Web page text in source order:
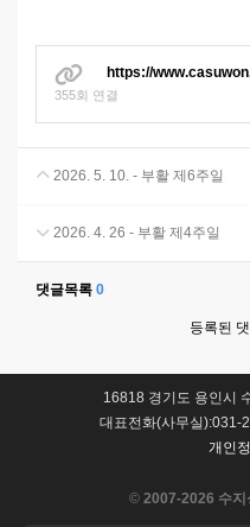
https://
355회 연결
2026. 5. 10. - 부활 제6주일
2026. 4. 26 - 부활 제4주일
댓글목록 0
등록된
16818 경기도 용인시
대표전화(사무실):031-
개인
© 2007-2026 수지